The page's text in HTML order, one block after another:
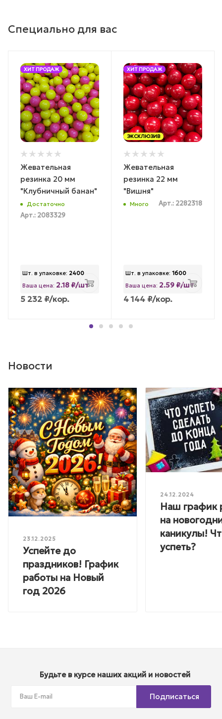
Специально для вас
ХИТ ПРОДАЖ
Жевательная
резинка 20 мм
"Клубничный банан"
Достаточно
Арт.: 2083329
Шт. в упаковке: 2400
Ваша цена: 2.18 ₽/шт
5 232 ₽/кор.
ХИТ ПРОДАЖ
ЭКСКЛЮЗИВ
Жевательная
резинка 22 мм
"Вишня"
Много Арт.: 2282318
Шт. в упаковке: 1600
Ваша цена: 2.59 ₽/шт
4 144 ₽/кор.
Новости
23.12.2025
Успейте до
праздников! График
работы на Новый
год 2026
24.12.2024
Наш график
на
каникулы!
успеть?
Будьте в курсе наших акций и новостей
Подписаться